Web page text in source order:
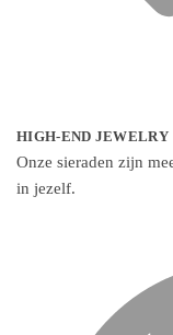
HIGH-END JEWELRY
Onze sieraden zijn
in jezelf.